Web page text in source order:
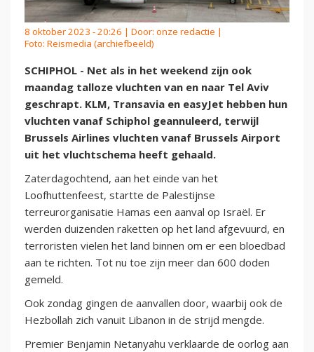
8 oktober 2023 - 20:26 | Door: onze redactie |
Foto: Reismedia (archiefbeeld)
SCHIPHOL - Net als in het weekend zijn ook
maandag talloze vluchten van en naar Tel Aviv
geschrapt. KLM, Transavia en easyJet hebben hun
vluchten vanaf Schiphol geannuleerd, terwijl
Brussels Airlines vluchten vanaf Brussels Airport
uit het vluchtschema heeft gehaald.
Zaterdagochtend, aan het einde van het
Loofhuttenfeest, startte de Palestijnse
terreurorganisatie Hamas een aanval op Israël. Er
werden duizenden raketten op het land afgevuurd, en
terroristen vielen het land binnen om er een bloedbad
aan te richten. Tot nu toe zijn meer dan 600 doden
gemeld.
Ook zondag gingen de aanvallen door, waarbij ook de
Hezbollah zich vanuit Libanon in de strijd mengde.
Premier Benjamin Netanyahu verklaarde de oorlog aan